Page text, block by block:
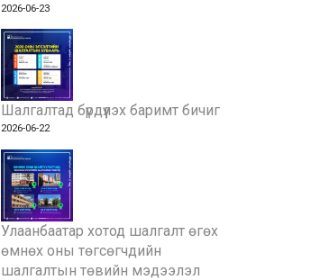
2026-06-23
Шалгалтад бүрдүүлэх баримт бичиг
2026-06-22
Улаанбаатар хотод шалгалт өгөх
өмнөх оны төгсөгчдийн
шалгалтын төвийн мэдээлэл